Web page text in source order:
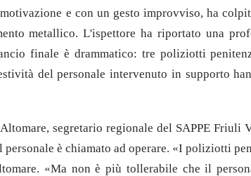
e con un gesto improvviso, ha
metallico. L'ispettore ha riportato una
finale è drammatico: tre poliziotti
del personale intervenuto in supporto
segretario regionale del SAPPE Friuli
è chiamato ad operare. «I poliziotti
«Ma non è più tollerabile che il